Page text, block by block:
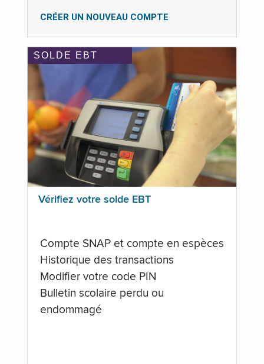
CRÉER UN NOUVEAU COMPTE
SOLDE EBT
Vérifiez votre solde EBT
Compte SNAP et compte en espèces
Historique des transactions
Modifier votre code PIN
Bulletin scolaire perdu ou
endommagé